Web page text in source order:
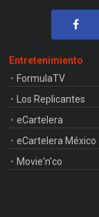
Entretenimiento
FormulaTV
Los Replicantes
eCartelera
eCartelera México
Movie'n'co